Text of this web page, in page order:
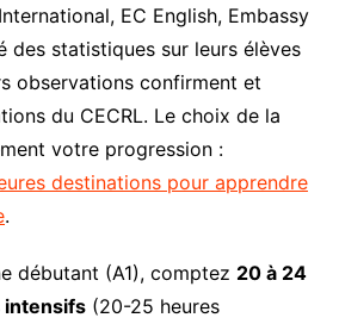
EC English, Embassy
des statistiques sur leurs élèves
observations confirment et
du CECRL. Le choix de la
votre progression :
destinations pour apprendre
.
débutant (A1), comptez 20 à 24
intensifs (20-25 heures